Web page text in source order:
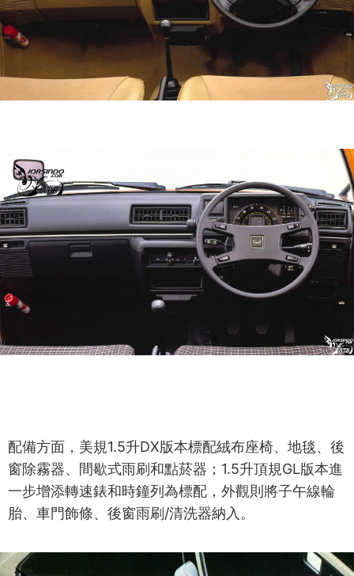
配備方面，美規1.5升DX版本標配絨布座椅、地毯、後
窗除霧器、間歇式雨刷和點菸器；1.5升頂規GL版本進
一步增添轉速錶和時鐘列為標配，外觀則將子午線輪
胎、車門飾條、後窗雨刷/清洗器納入。